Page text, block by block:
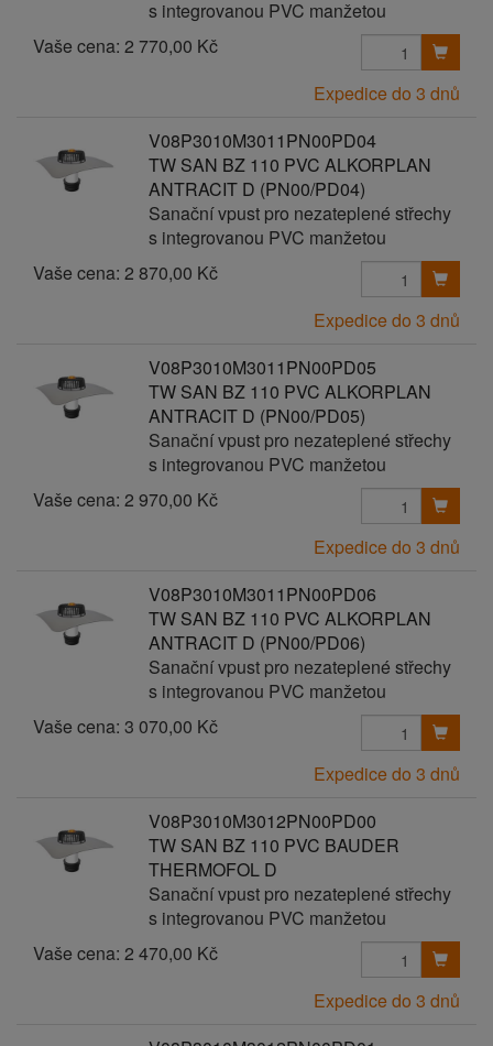
s integrovanou PVC manžetou
Vaše cena: 2 770,00 Kč
Expedice do 3 dnů
V08P3010M3011PN00PD04
TW SAN BZ 110 PVC ALKORPLAN
ANTRACIT D (PN00/PD04)
Sanační vpust pro nezateplené střechy
s integrovanou PVC manžetou
Vaše cena: 2 870,00 Kč
Expedice do 3 dnů
V08P3010M3011PN00PD05
TW SAN BZ 110 PVC ALKORPLAN
ANTRACIT D (PN00/PD05)
Sanační vpust pro nezateplené střechy
s integrovanou PVC manžetou
Vaše cena: 2 970,00 Kč
Expedice do 3 dnů
V08P3010M3011PN00PD06
TW SAN BZ 110 PVC ALKORPLAN
ANTRACIT D (PN00/PD06)
Sanační vpust pro nezateplené střechy
s integrovanou PVC manžetou
Vaše cena: 3 070,00 Kč
Expedice do 3 dnů
V08P3010M3012PN00PD00
TW SAN BZ 110 PVC BAUDER
THERMOFOL D
Sanační vpust pro nezateplené střechy
s integrovanou PVC manžetou
Vaše cena: 2 470,00 Kč
Expedice do 3 dnů